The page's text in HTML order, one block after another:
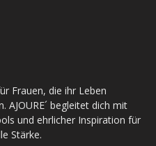
Frauen, die ihr Leben
begleitet dich mit
und ehrlicher Inspiration für
Stärke.